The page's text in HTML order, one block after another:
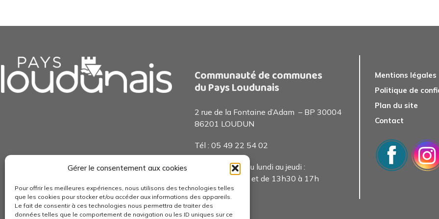
Gérer le consentement aux cookies
Pour offrir les meilleures expériences, nous utilisons des technologies telles
que les cookies pour stocker et/ou accéder aux informations des appareils.
Le fait de consentir à ces technologies nous permettra de traiter des
données telles que le comportement de navigation ou les ID uniques sur ce
Communauté de communes
du Pays Loudunais
2 rue de la Fontaine d’Adam – BP 30004
86201 LOUDUN
Tél : 05 49 22 54 02
Accueil public du lundi au jeudi :
De 8h30 à 13h et de 13h30 à 17h
Mentions légales
Politique de
Plan du site
Contact